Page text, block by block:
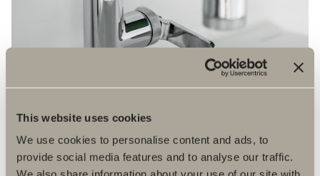
This website uses cookies
We use cookies to personalise content and ads, to
provide social media features and to analyse our traffic.